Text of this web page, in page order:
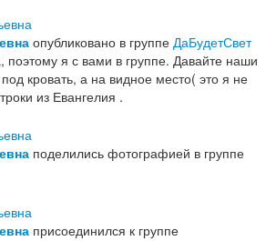
опубликовано в группе ДаБудетСвет
поэтому я с вами в группе. Давайте наши
кровать, а на видное место( это я не
из Евангелия .
поделились фотографией в группе
присоединился к группе